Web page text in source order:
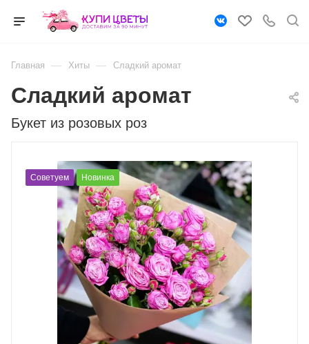
Главная — Хиты — Сладкий аромат
Букет из розовых роз
Сладкий аромат
Советуем Новинка